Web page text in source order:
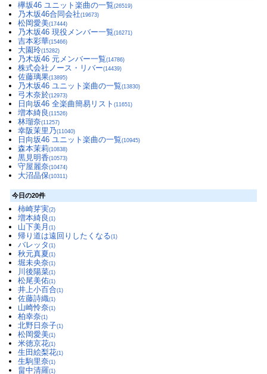
欅坂46 ユニット楽曲の一覧(26519)
乃木坂46合同会社(19673)
松岡愛美(17444)
乃木坂46 現役メンバー一覧(16271)
吉本彩華(15466)
大園玲(15282)
乃木坂46 元メンバー一覧(14786)
株式会社ノース・リバー(14439)
佐藤璃果(13895)
乃木坂46 ユニット楽曲の一覧(13830)
弓木奈於(12973)
日向坂46 全楽曲簡易リスト (11651)
増本綺良 (11526)
林瑠奈(11257)
幸阪茉里乃(11040)
日向坂46 ユニット楽曲の一覧(10945)
森本茉莉(10838)
黒見明香(10573)
守屋麗奈(10474)
大沼晶保(10311)
今日の20件
柿崎芽実(2)
増本綺良 (1)
山下美月 (1)
帰り道は遠回りしたくなる(1)
バレッタ (1)
秋元真夏(1)
堀未央奈(1)
川後陽菜(1)
松尾美佑(1)
井上小百合(1)
佐藤詩織(1)
山崎怜奈(1)
柏幸奈(1)
北野日奈子(1)
松岡愛美(1)
米徳京花(1)
生田絵梨花(1)
生駒里奈(1)
畠中清羅(1)